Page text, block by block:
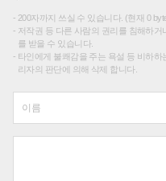
200자까지 쓰실 수 있습니다. (현재 0
저작권 등 다른 사람의 권리를 침해하
를 받을 수 있습니다.
타인에게 불쾌감을 주는 욕설 등 비하
리자의 판단에 의해 삭제 합니다.